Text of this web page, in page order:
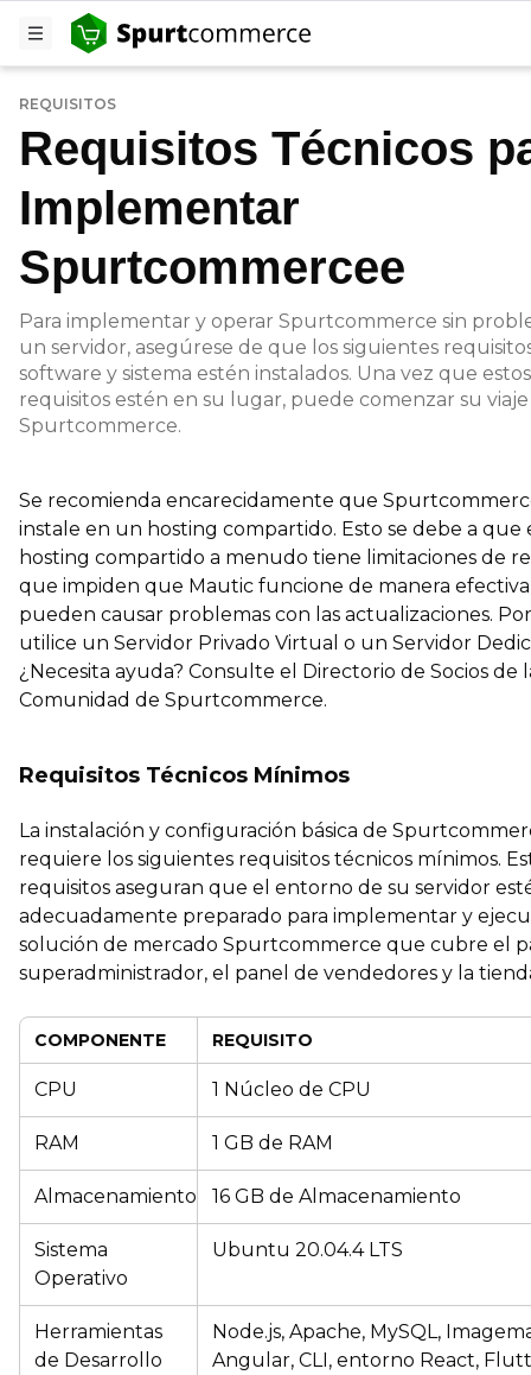
REQUISITOS
Requisitos Técnicos
Implementar
Spurtcommercee
Para implementar y operar Spurtcommerce sin
un servidor, asegúrese de que los siguientes
software y sistema estén instalados. Una vez que estos
requisitos estén en su lugar, puede comenzar su
Spurtcommerce.
Se recomienda encarecidamente que
instale en un hosting compartido. Esto se debe a que
hosting compartido a menudo tiene limitaciones de
que impiden que Mautic funcione de manera
pueden causar problemas con las actualizaciones.
utilice un Servidor Privado Virtual o un Servidor
¿Necesita ayuda? Consulte el Directorio de Socios de
Comunidad de Spurtcommerce.
Requisitos Técnicos Mínimos
La instalación y configuración básica de
requiere los siguientes requisitos técnicos mínimos.
requisitos aseguran que el entorno de su servidor
adecuadamente preparado para implementar y
solución de mercado Spurtcommerce que cubre el
superadministrador, el panel de vendedores y la
COMPONENTE REQUISITO
CPU 1 Núcleo de CPU
RAM 1 GB de RAM
Almacenamiento 16 GB de Almacenamiento
Sistema
Operativo
Ubuntu 20.04.4 LTS
Herramientas
de Desarrollo
Node.js, Apache, MySQL,
Angular, CLI, entorno React,